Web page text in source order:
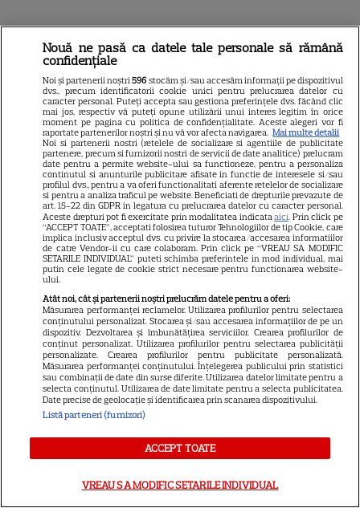
Numerele extrase duminică
Cum coci vinetele la bloc, fără
să umpli casa de fum
Cum se face cafeaua la presa
franceză – cum funcționează
și care sunt avantajele
ALTE ARTICOLE
Nouă ne pasă ca datele tale personale să rămână
confidențiale
Noi și partenerii noștri596 stocăm și/sau accesăm informații pe dispozitivul
dvs., precum identificatorii cookie unici pentru prelucrarea datelor cu
caracter personal. Puteți accepta sau gestiona preferințele dvs. făcând clic
mai jos, respectiv vă puteți opune utilizării unui interes legitim în orice
moment pe pagina cu politica de confidențialitate. Aceste alegeri vor fi
raportate partenerilor noștri și nu vă vor afecta navigarea. Mai multe detalii
Noi si partenerii nostri (retelele de socializare si agentiile de publicitate
partenere, precum si furnizorii nostri de servicii de date analitice) prelucram
date pentru a permite website-ului sa functioneze, pentru a personaliza
continutul si anunturile publicitare afisate in functie de interesele si/sau
profilul dvs., pentru a va oferi functionalitati aferente retelelor de socializare
si pentru a analiza traficul pe website. Beneficiati de drepturile prevazute de
art. 15-22 din GDPR in legatura cu prelucrarea datelor cu caracter personal.
Aceste drepturi pot fi exercitate prin modalitatea indicataaici. Prin click pe
“ACCEPT TOATE”, acceptati folosirea tuturor Tehnologiilor de tip Cookie, care
implica inclusiv acceptul dvs. cu privire la stocarea/accesarea informatiilor
de catre Vendor-ii cu care colaboram. Prin click pe “VREAU SA MODIFIC
SETARILE INDIVIDUAL” puteti schimba preferintele in mod individual, mai
putin cele legate de cookie strict necesare pentru functionarea website-
ului.
Atât noi, cât și partenerii noștri prelucrăm datele pentru a oferi:
Măsurarea performanței reclamelor. Utilizarea profilurilor pentru selectarea
conținutului personalizat. Stocarea și/sau accesarea informațiilor de pe un
dispozitiv. Dezvoltarea și îmbunătățirea serviciilor. Crearea profilurilor de
conținut personalizat. Utilizarea profilurilor pentru selectarea publicității
personalizate. Crearea profilurilor pentru publicitate personalizată.
Măsurarea performanței conținutului. Înțelegerea publicului prin statistici
sau combinații de date din surse diferite. Utilizarea datelor limitate pentru a
selecta conținutul. Utilizarea de date limitate pentru a selecta publicitatea.
Date precise de geolocație și identificarea prin scanarea dispozitivului.
Listă parteneri (furnizori)
ACCEPT TOATE
VREAU SA MODIFIC SETARILE INDIVIDUAL